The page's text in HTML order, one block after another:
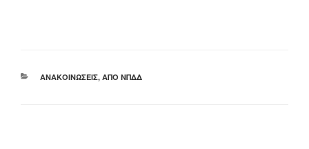
ΚΑΤΗΓΟΡΊΕΣ
ΑΝΑΚΟΙΝΏΣΕΙΣ, ΑΠΌ ΝΠΔΔ